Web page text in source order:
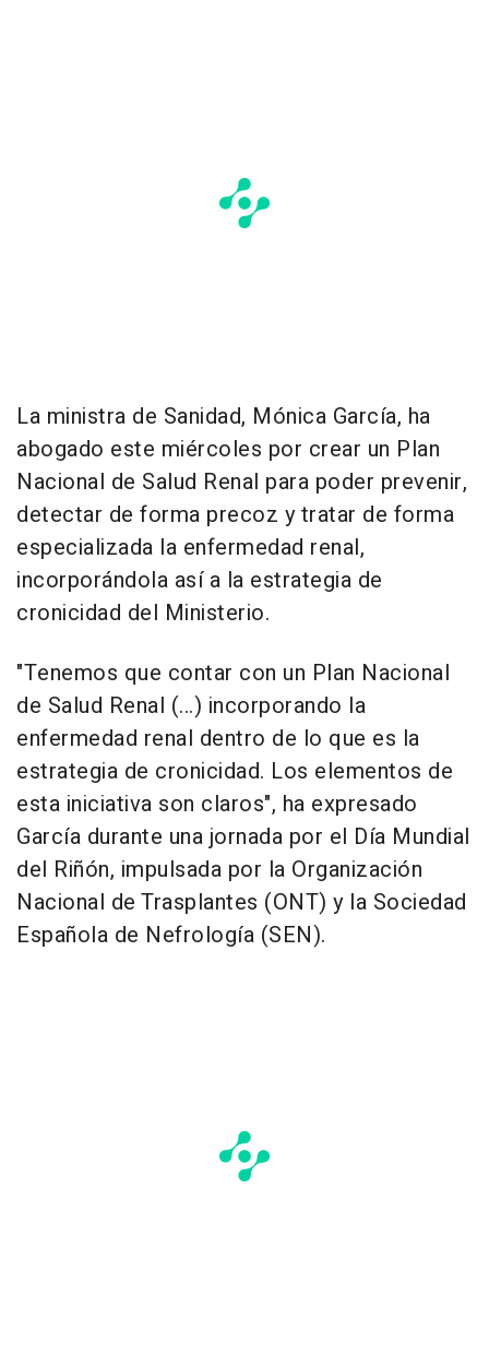
La ministra de Sanidad, Mónica García, ha
abogado este miércoles por crear un Plan
Nacional de Salud Renal para poder prevenir,
detectar de forma precoz y tratar de forma
especializada la enfermedad renal,
incorporándola así a la estrategia de
cronicidad del Ministerio.
"Tenemos que contar con un Plan Nacional
de Salud Renal (...) incorporando la
enfermedad renal dentro de lo que es la
estrategia de cronicidad. Los elementos de
esta iniciativa son claros", ha expresado
García durante una jornada por el Día Mundial
del Riñón, impulsada por la Organización
Nacional de Trasplantes (ONT) y la Sociedad
Española de Nefrología (SEN).